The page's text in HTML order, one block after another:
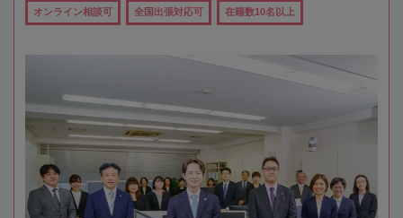
オンライン相談可 全国出張対応可 在籍数10名以上